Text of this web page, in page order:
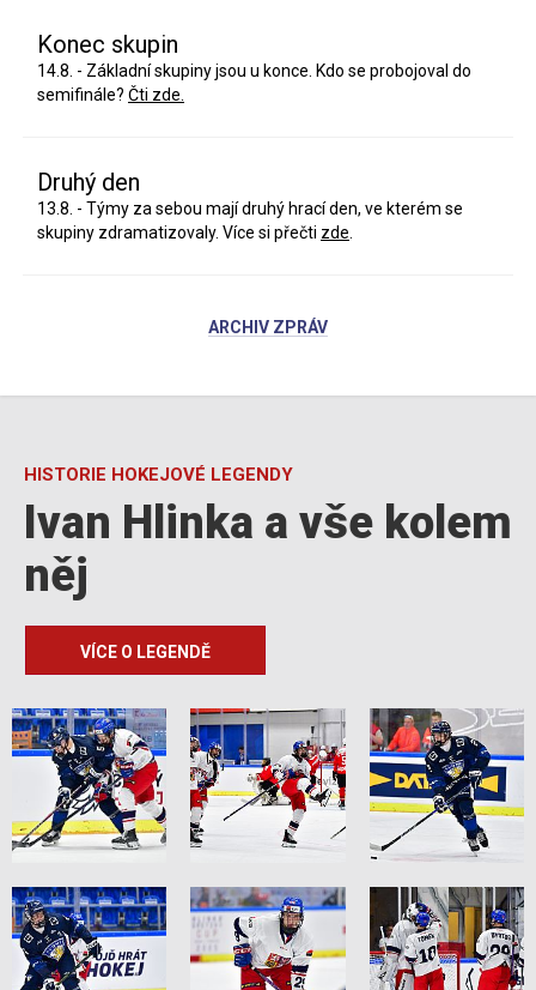
Konec skupin
14.8. - Základní skupiny jsou u konce. Kdo se probojoval do
semifinále? Čti zde.
Druhý den
13.8. - Týmy za sebou mají druhý hrací den, ve kterém se
skupiny zdramatizovaly. Více si přečti zde
ARCHIV ZPRÁV
HISTORIE HOKEJOVÉ LEGENDY
Ivan Hlinka a vše kolem
něj
VÍCE O LEGENDĚ